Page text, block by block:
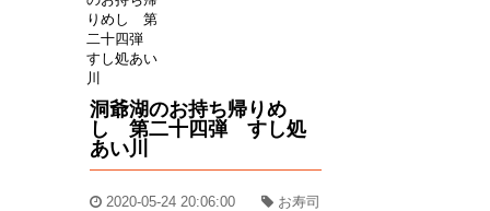
洞爺湖のお持ち帰りめ
し 第二十四弾 すし処
あい川
2020-05-24 20:06:00
お寿司